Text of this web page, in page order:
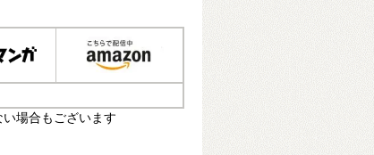
場合もございます